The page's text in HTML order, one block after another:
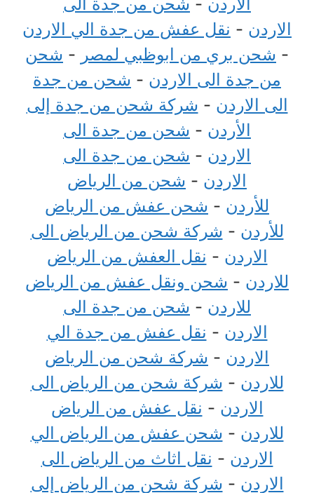
الاردن - نقل عفش من جدة الي الاردن
- شحن بري من ابوظبي لمصر - شحن
من جدة الى الاردن - شحن من جدة
الى الاردن - شركة شحن من جدة إلى
الأردن - شحن من جدة الى
الاردن - شحن من جدة الى
الاردن - شحن من الرياض
للأردن - شحن عفش من الرياض
للأردن - شركة شحن من الرياض الى
الاردن - نقل العفش من الرياض
للاردن - شحن ونقل عفش من الرياض
للاردن - شحن من جدة الى
الاردن - نقل عفش من جدة الي
الاردن - شركة شحن من الرياض
للاردن - شركة شحن من الرياض الى
الاردن - نقل عفش من الرياض
للاردن - شحن عفش من الرياض الي
الاردن - نقل اثاث من الرياض الى
الاردن - شركة شحن من الرياض إلى